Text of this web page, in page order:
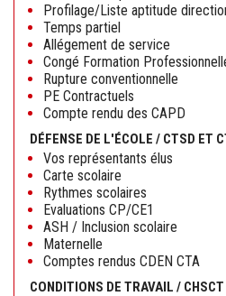
Profilage/Liste aptitude
Temps partiel
Allégement de service
Congé Formation
Rupture conventionnelle
PE Contractuels
Compte rendu des CAPD
DÉFENSE DE L'ÉCOLE / CTSD ET
Vos représentants élus
Carte scolaire
Rythmes scolaires
Evaluations CP/CE1
ASH / Inclusion scolaire
Maternelle
Comptes rendus CDEN CTA
CONDITIONS DE TRAVAIL / CHSCT